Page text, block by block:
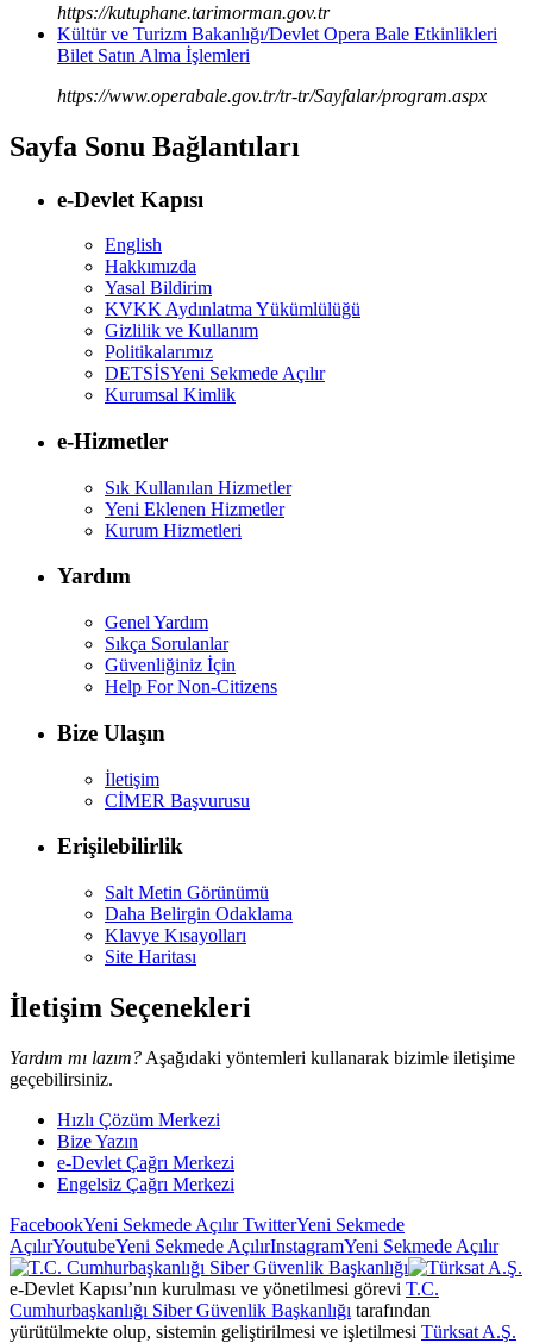
https://kutuphane.tarimorman.gov.tr
Kültür ve Turizm Bakanlığı/Devlet Opera Bale Etkinlikleri
Bilet Satın Alma İşlemleri
https://www.operabale.gov.tr/tr-tr/Sayfalar/program.aspx
Sayfa Sonu Bağlantıları
e-Devlet Kapısı
English
Hakkımızda
Yasal Bildirim
KVKK Aydınlatma Yükümlülüğü
Gizlilik ve Kullanım
Politikalarımız
DETSİSYeni Sekmede Açılır
Kurumsal Kimlik
e-Hizmetler
Sık Kullanılan Hizmetler
Yeni Eklenen Hizmetler
Kurum Hizmetleri
Yardım
Genel Yardım
Sıkça Sorulanlar
Güvenliğiniz İçin
Help For Non-Citizens
Bize Ulaşın
İletişim
CİMER Başvurusu
Erişilebilirlik
Salt Metin Görünümü
Daha Belirgin Odaklama
Klavye Kısayolları
Site Haritası
İletişim Seçenekleri
Yardım mı lazım? Aşağıdaki yöntemleri kullanarak bizimle iletişime
geçebilirsiniz.
Hızlı Çözüm Merkezi
Bize Yazın
e-Devlet Çağrı Merkezi
Engelsiz Çağrı Merkezi
FacebookYeni Sekmede AçılırTwitterYeni Sekmede
AçılırYoutubeYeni Sekmede AçılırInstagramYeni Sekmede Açılır
e-Devlet Kapısı’nın kurulması ve yönetilmesi görevi T.C.
Cumhurbaşkanlığı Siber Güvenlik Başkanlığı tarafından
yürütülmekte olup, sistemin geliştirilmesi ve işletilmesi Türksat A.Ş.